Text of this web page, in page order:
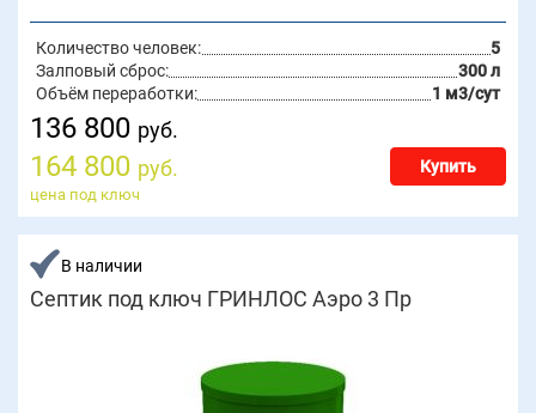
Количество человек:
5
Залповый сброс:
300 л
Объём переработки:
1 м3/сут
136 800 руб.
164 800 руб. Купить
цена под ключ
В наличии
Септик под ключ ГРИНЛОС Аэро 3 Пр